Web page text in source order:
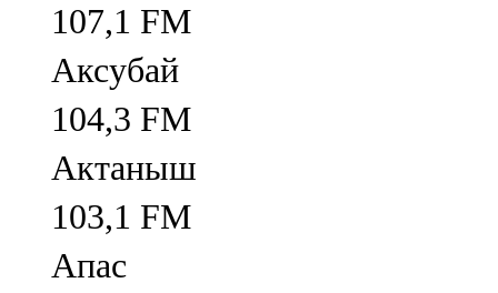
107,1 FM
Аксубай
104,3 FM
Актаныш
103,1 FM
Апас